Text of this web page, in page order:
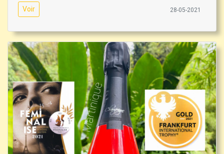
Voir 28-05-2021